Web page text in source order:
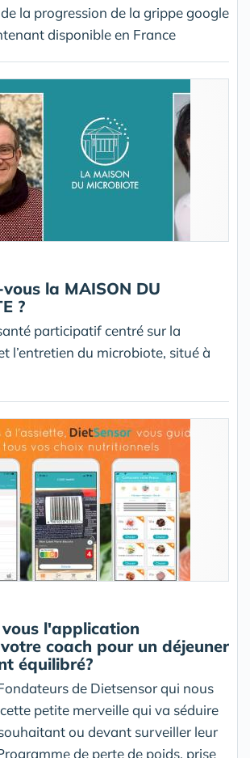
la progression de la grippe google
disponible en France
la MAISON DU
?
participatif centré sur la
l’entretien du microbiote, situé à
vous l'application
coach pour un déjeuner
équilibré?
de Dietsensor qui nous
petite merveille qui va séduire
ou devant surveiller leur
de perte de poids, prise